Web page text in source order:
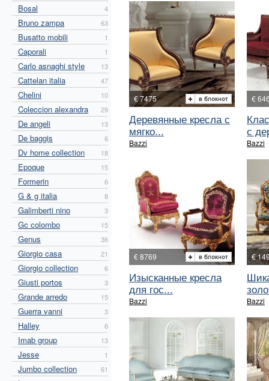
Bosal 4
Bruno zampa 63
Busatto mobili 1
Caporali 1
Carlo asnaghi style 13
Cattelan italia 47
Chelini 10
Coleccion alexandra 29
De angeli 13
De baggis 6
Dv home collection 18
Epoque 15
Formerin 6
G & g italia 8
Galimberti nino 3
Gc colombo 15
Genus 36
Giorgio casa 21
Giorgio collection 6
Giusti portos 3
Grande arredo 15
Guerra vanni 3
Halley 6
Imab group 13
Jesse 1
Jumbo collection 61
€ 7475
Деревянные кресла с
мягко...
Bazzi
€
с
Bazzi
€ 8769
Изысканные кресла
для гос...
Bazzi
€
Bazzi